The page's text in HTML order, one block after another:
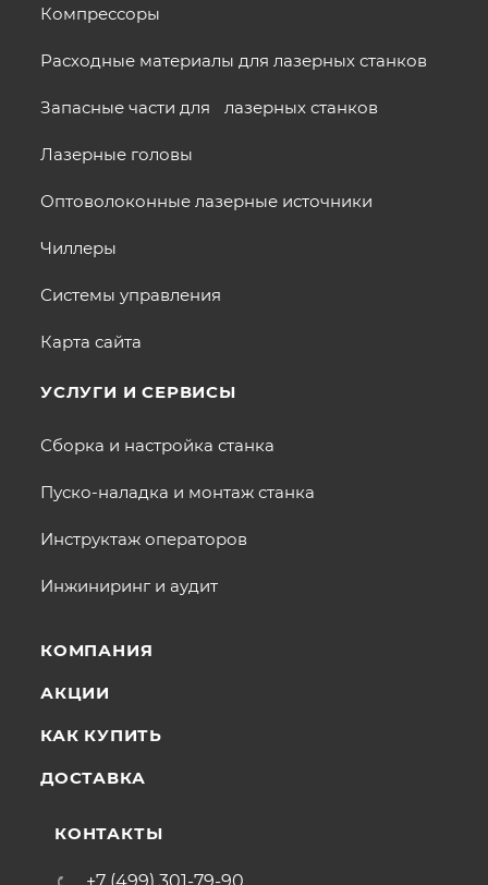
Компрессоры
Расходные материалы для лазерных станков
Запасные части для лазерных станков
Лазерные головы
Оптоволоконные лазерные источники
Чиллеры
Системы управления
Карта сайта
УСЛУГИ И СЕРВИСЫ
Сборка и настройка станка
Пуско-наладка и монтаж станка
Инструктаж операторов
Инжиниринг и аудит
КОМПАНИЯ
АКЦИИ
КАК КУПИТЬ
ДОСТАВКА
КОНТАКТЫ